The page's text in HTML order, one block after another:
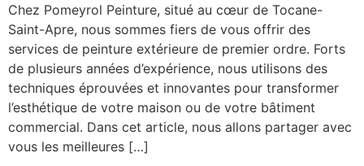
Chez Pomeyrol Peinture, situé au cœur de Tocane-
Saint-Apre, nous sommes fiers de vous offrir des
services de peinture extérieure de premier ordre. Forts
de plusieurs années d’expérience, nous utilisons des
techniques éprouvées et innovantes pour transformer
l’esthétique de votre maison ou de votre bâtiment
commercial. Dans cet article, nous allons partager avec
vous les meilleures […]